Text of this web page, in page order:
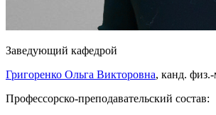
Заведующий кафедрой
Григоренко Ольга Викторовна, канд.
Профессорско-преподавательский состав: